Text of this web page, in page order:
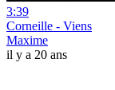
3:39
Corneille - Viens
Maxime
il y a 20 ans